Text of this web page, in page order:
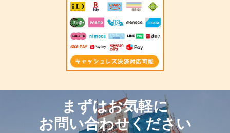
まずはお気軽に
お問い合わせください